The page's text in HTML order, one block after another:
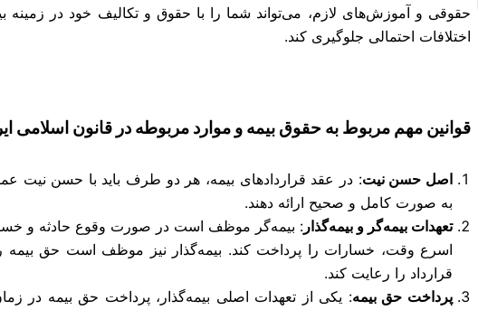
حقوقی و آموزش‌های لازم، می‌تواند شما را با حقوق و تکالیف خود در زمینه
اختلافات احتمالی جلوگیری کند.
قوانین مهم مربوط به حقوق بیمه و موارد مربوطه در قانون اسلامی
اصل حسن نیت: در عقد قراردادهای بیمه، هر دو طرف باید با حسن نیت
به صورت کامل و صحیح ارائه دهند.
تعهدات بیمه‌گر و بیمه‌گذار : بیمه‌گر موظف است در صورت وقوع حادثه و
اسرع وقت، خسارات را پرداخت کند. بیمه‌گذار نیز موظف است حق بیمه
قرارداد را رعایت کند.
پرداخت حق بیمه: یکی از تعهدات اصلی بیمه‌گذار، پرداخت حق بیمه در